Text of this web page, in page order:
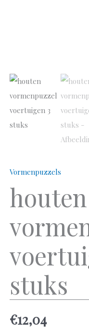
Vormenpuzzels
houten
stuks
€12,04